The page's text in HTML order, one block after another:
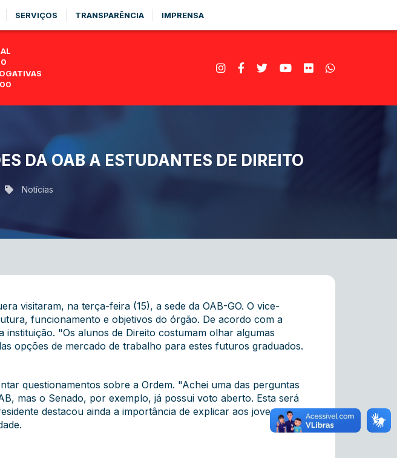
SERVIÇOS TRANSPARÊNCIA IMPRENSA
DA OAB A ESTUDANTES DE DIREITO
Notícias
visitaram, na terça-feira (15), a sede da OAB-GO. O vice-
funcionamento e objetivos do órgão. De acordo com a
"Os alunos de Direito costumam olhar algumas
opções de mercado de trabalho para estes futuros graduados.
questionamentos sobre a Ordem. "Achei uma das perguntas
mas o Senado, por exemplo, já possui voto aberto. Esta será
destacou ainda a importância de explicar aos jovens